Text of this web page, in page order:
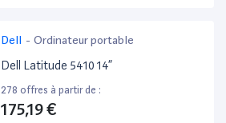
Dell - Ordinateur portable
Dell Latitude 5410 14”
278 offres à partir de :
175,19 €